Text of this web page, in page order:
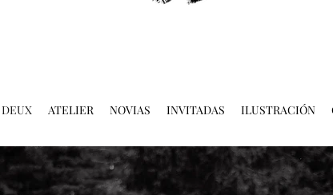
ATELIER NOVIAS INVITADAS ILUSTRACIÓN